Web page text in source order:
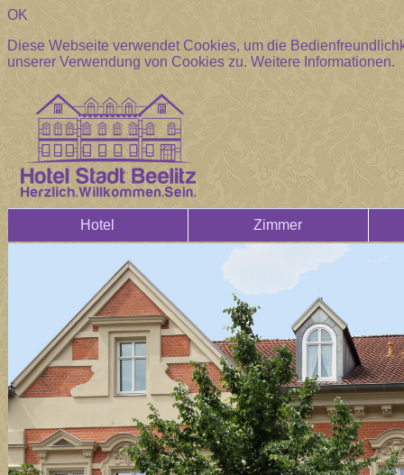
OK
Diese Webseite verwendet Cookies, um die
unserer Verwendung von Cookies zu.Weitere Informationen.
Hotel Zimmer